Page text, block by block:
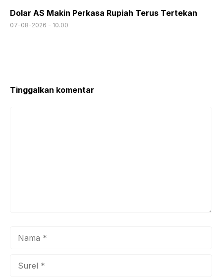
Dolar AS Makin Perkasa Rupiah Terus Tertekan
07-08-2026 - 10.00
Tinggalkan komentar